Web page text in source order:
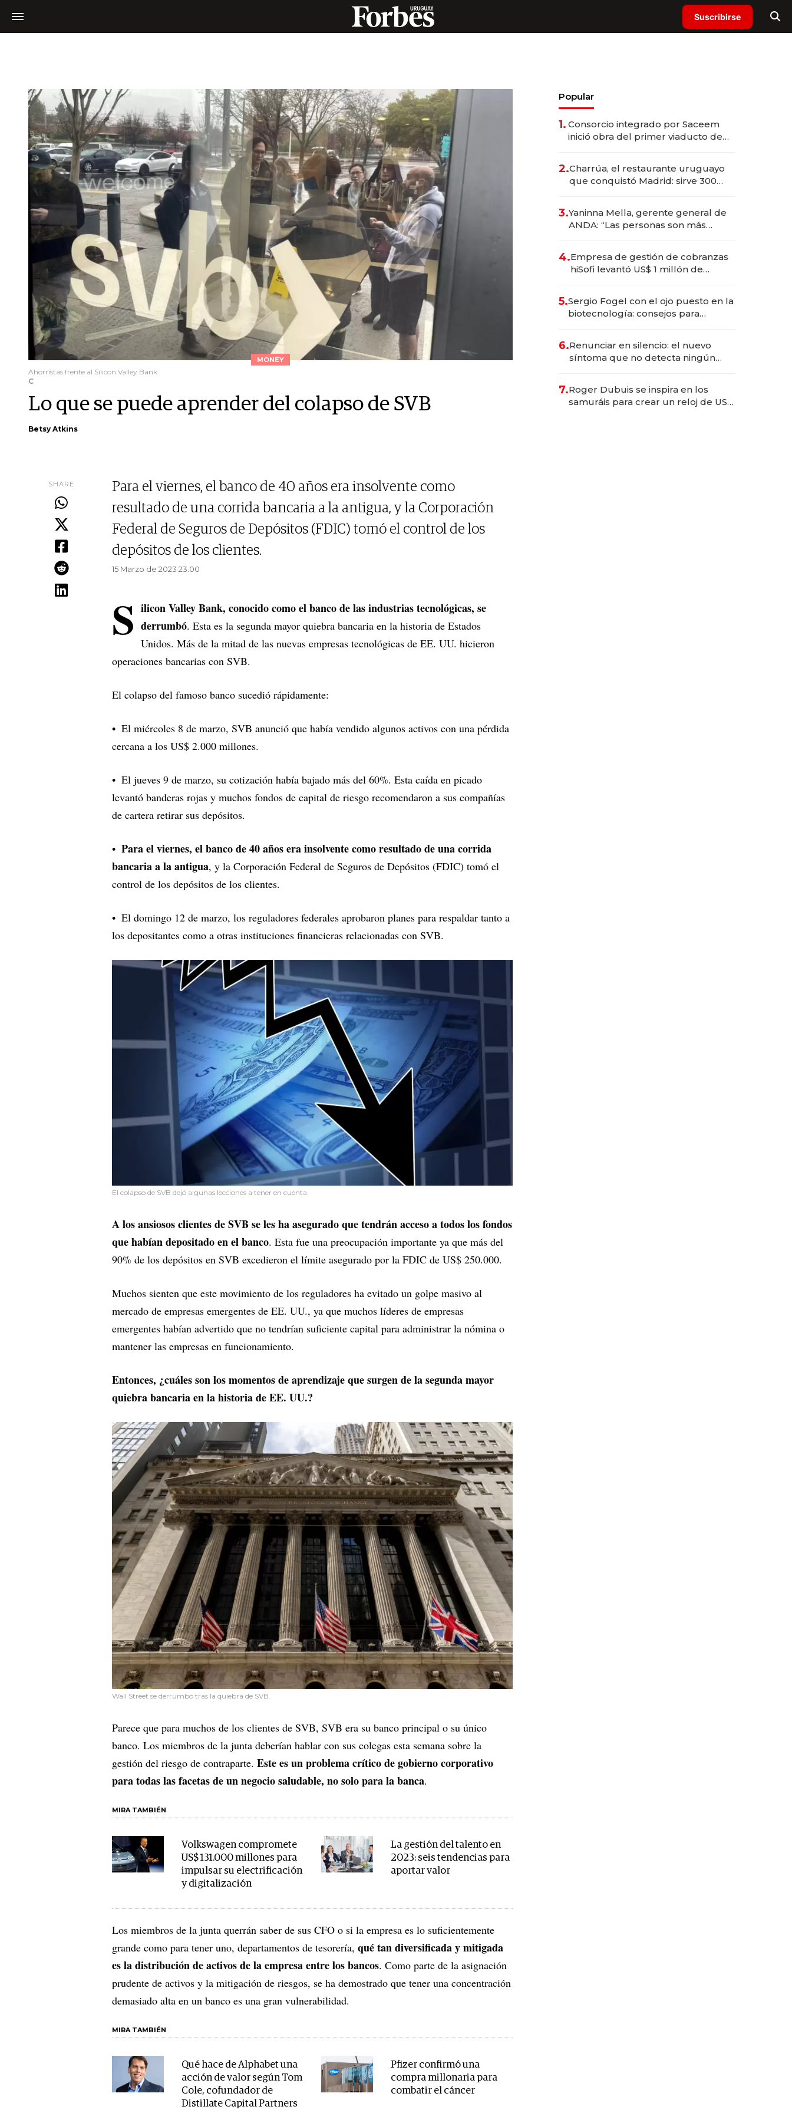
Suscribirse
MONEY
Ahorristas frente al Silicon Valley Bank
C
Lo que se puede aprender del colapso de SVB
Betsy Atkins
SHARE
Para el viernes, el banco de 40 años era insolvente como
resultado de una corrida bancaria a la antigua, y la Corporación
Federal de Seguros de Depósitos (FDIC) tomó el control de los
depósitos de los clientes.
15 Marzo de 2023 23.00
S ilicon Valley Bank, conocido como el banco de las industrias tecnológicas, se
derrumbó. Esta es la segunda mayor quiebra bancaria en la historia de Estados
Unidos. Más de la mitad de las nuevas empresas tecnológicas de EE. UU. hicieron
operaciones bancarias con SVB.
El colapso del famoso banco sucedió rápidamente:
El miércoles 8 de marzo, SVB anunció que había vendido algunos activos con una pérdida
cercana a los US$ 2.000 millones.
El jueves 9 de marzo, su cotización había bajado más del 60%. Esta caída en picado
levantó banderas rojas y muchos fondos de capital de riesgo recomendaron a sus compañías
de cartera retirar sus depósitos.
Para el viernes, el banco de 40 años era insolvente como resultado de una corrida
bancaria a la antigua, y la Corporación Federal de Seguros de Depósitos (FDIC) tomó el
control de los depósitos de los clientes.
El domingo 12 de marzo, los reguladores federales aprobaron planes para respaldar tanto a
los depositantes como a otras instituciones financieras relacionadas con SVB.
El colapso de SVB dejó algunas lecciones a tener en cuenta.
A los ansiosos clientes de SVB se les ha asegurado que tendrán acceso a todos los fondos
que habían depositado en el banco. Esta fue una preocupación importante ya que más del
90% de los depósitos en SVB excedieron el límite asegurado por la FDIC de US$ 250.000.
Muchos sienten que este movimiento de los reguladores ha evitado un golpe masivo al
mercado de empresas emergentes de EE. UU., ya que muchos líderes de empresas
emergentes habían advertido que no tendrían suficiente capital para administrar la nómina o
mantener las empresas en funcionamiento.
Entonces, ¿cuáles son los momentos de aprendizaje que surgen de la segunda mayor
quiebra bancaria en la historia de EE. UU.?
Wall Street se derrumbó tras la quiebra de SVB.
Parece que para muchos de los clientes de SVB, SVB era su banco principal o su único
banco. Los miembros de la junta deberían hablar con sus colegas esta semana sobre la
gestión del riesgo de contraparte. Este es un problema crítico de gobierno corporativo
para todas las facetas de un negocio saludable, no solo para la banca.
MIRA TAMBIÉN
Volkswagen compromete
US$ 131.000 millones para
impulsar su electrificación
y digitalización
La gestión del talento en
2023: seis tendencias para
aportar valor
Los miembros de la junta querrán saber de sus CFO o si la empresa es lo suficientemente
grande como para tener uno, departamentos de tesorería, qué tan diversificada y mitigada
es la distribución de activos de la empresa entre los bancos. Como parte de la asignación
prudente de activos y la mitigación de riesgos, se ha demostrado que tener una concentración
demasiado alta en un banco es una gran vulnerabilidad.
MIRA TAMBIÉN
Qué hace de Alphabet una
acción de valor según Tom
Cole, cofundador de
Distillate Capital Partners
Pfizer confirmó una
compra millonaria para
combatir el cáncer
Popular
1. Consorcio integrado por Saceem
inició obra del primer viaducto de
millones
2.Charrúa, el restaurante uruguayo
que conquistó Madrid: sirve 300
prepara apertura
3.Yaninna Mella, gerente general de
ANDA: “Las personas son más
4.Empresa de gestión de cobranzas
hiSofi levantó US$ 1 millón de
5.Sergio Fogel con el ojo puesto en la
biotecnología: consejos para
6.Renunciar en silencio: el nuevo
síntoma que no detecta ningún
7.Roger Dubuis se inspira en los
samuráis para crear un reloj de US$